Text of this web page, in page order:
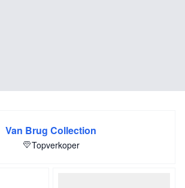
Van Brug Collection
Topverkoper